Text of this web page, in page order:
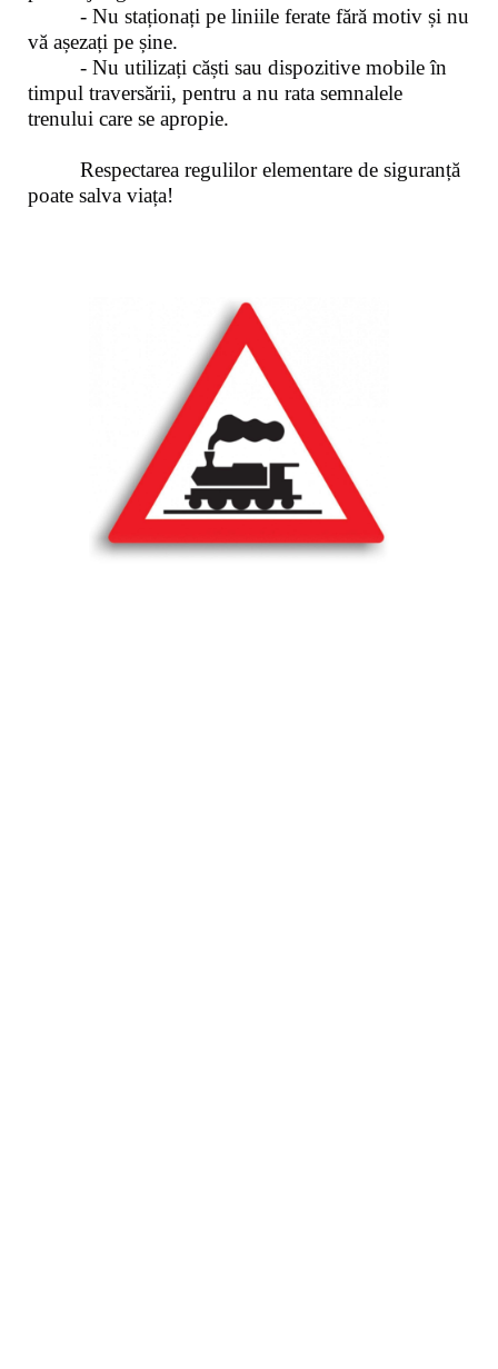
- Nu staționați pe liniile ferate fără motiv și nu
vă așezați pe șine.
- Nu utilizați căști sau dispozitive mobile în
timpul traversării, pentru a nu rata semnalele
trenului care se apropie.
Respectarea regulilor elementare de siguranță
poate salva viața!